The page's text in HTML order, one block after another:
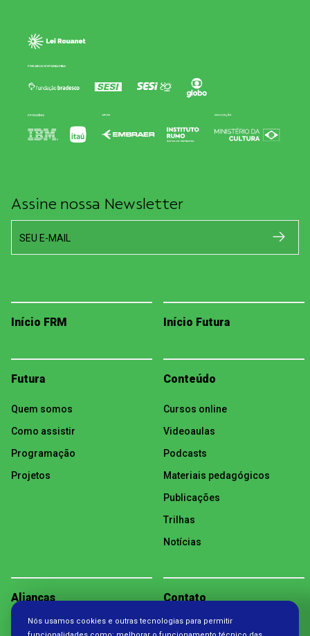
Assine nossa Newsletter
SEU E-MAIL
Início FRM Início Futura
Futura
Quem somos
Como assistir
Programação
Projetos
Conteúdo
Cursos online
Videoaulas
Podcasts
Materiais pedagógicos
Publicações
Trilhas
Notícias
Alianças Contato
Política de Privacidade
Nós usamos cookies e outras tecnologias para permitir